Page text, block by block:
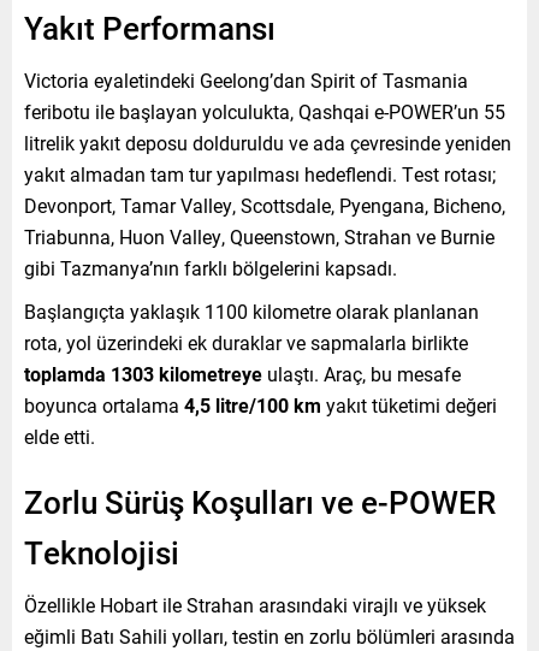
Yakıt Performansı
Victoria eyaletindeki Geelong’dan Spirit of Tasmania
feribotu ile başlayan yolculukta, Qashqai e-POWER’un 55
litrelik yakıt deposu dolduruldu ve ada çevresinde yeniden
yakıt almadan tam tur yapılması hedeflendi. Test rotası;
Devonport, Tamar Valley, Scottsdale, Pyengana, Bicheno,
Triabunna, Huon Valley, Queenstown, Strahan ve Burnie
gibi Tazmanya’nın farklı bölgelerini kapsadı.
Başlangıçta yaklaşık 1100 kilometre olarak planlanan
rota, yol üzerindeki ek duraklar ve sapmalarla birlikte
toplamda 1303 kilometreye ulaştı. Araç, bu mesafe
boyunca ortalama 4,5 litre/100 km yakıt tüketimi değeri
elde etti.
Zorlu Sürüş Koşulları ve e-POWER
Teknolojisi
Özellikle Hobart ile Strahan arasındaki virajlı ve yüksek
eğimli Batı Sahili yolları, testin en zorlu bölümleri arasında